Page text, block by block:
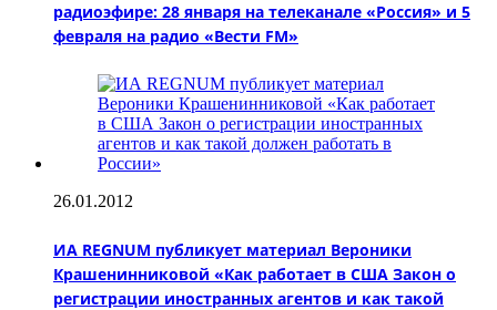
радиоэфире: 28 января на телеканале «Россия» и 5
февраля на радио «Вести FM»
26.01.2012
ИА REGNUM публикует материал Вероники
Крашенинниковой «Как работает в США Закон о
регистрации иностранных агентов и как такой